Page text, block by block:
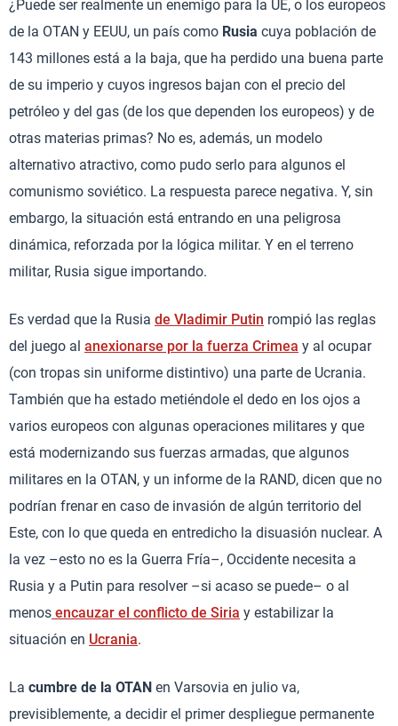
¿Puede ser realmente un enemigo para la UE, o los europeos
de la OTAN y EEUU, un país como Rusia cuya población de
143 millones está a la baja, que ha perdido una buena parte
de su imperio y cuyos ingresos bajan con el precio del
petróleo y del gas (de los que dependen los europeos) y de
otras materias primas? No es, además, un modelo
alternativo atractivo, como pudo serlo para algunos el
comunismo soviético. La respuesta parece negativa. Y, sin
embargo, la situación está entrando en una peligrosa
dinámica, reforzada por la lógica militar. Y en el terreno
militar, Rusia sigue importando.
Es verdad que la Rusia de Vladimir Putin rompió las reglas
del juego al anexionarse por la fuerza Crimea y al ocupar
(con tropas sin uniforme distintivo) una parte de Ucrania.
También que ha estado metiéndole el dedo en los ojos a
varios europeos con algunas operaciones militares y que
está modernizando sus fuerzas armadas, que algunos
militares en la OTAN, y un informe de la RAND, dicen que no
podrían frenar en caso de invasión de algún territorio del
Este, con lo que queda en entredicho la disuasión nuclear. A
la vez –esto no es la Guerra Fría–, Occidente necesita a
Rusia y a Putin para resolver –si acaso se puede– o al
menos encauzar el conflicto de Siria y estabilizar la
situación en Ucrania.
La cumbre de la OTAN en Varsovia en julio va,
previsiblemente, a decidir el primer despliegue permanente